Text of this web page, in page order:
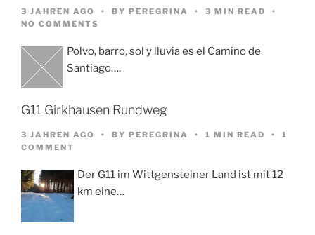
3 JAHREN AGO BY PEREGRINA
3 MIN READ
NO COMMENTS
Polvo, barro, sol y lluvia es el Camino de
Santiago….
G11 Girkhausen Rundweg
3 JAHREN AGO BY PEREGRINA 1 MIN READ
1
COMMENT
Der G11 im Wittgensteiner Land ist mit 12
km eine…